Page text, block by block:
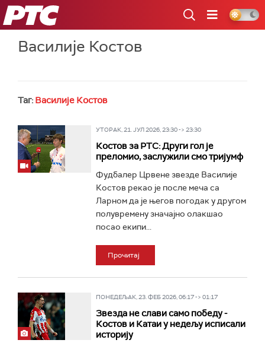
РТС
Василије Костов
Таг: Василије Костов
УТОРАК, 21. ЈУЛ 2026, 23:30 -> 23:30
Костов за РТС: Други гол је
преломио, заслужили смо тријумф
Фудбалер Црвене звезде Василије
Костов рекао је после меча са
Ларном да је његов погодак у другом
полувремену значајно олакшао
посао екипи...
Прочитај
ПОНЕДЕЉАК, 23. ФЕБ 2026, 06:17 -> 01:17
Звезда не слави само победу -
Костов и Катаи у недељу исписали
историју